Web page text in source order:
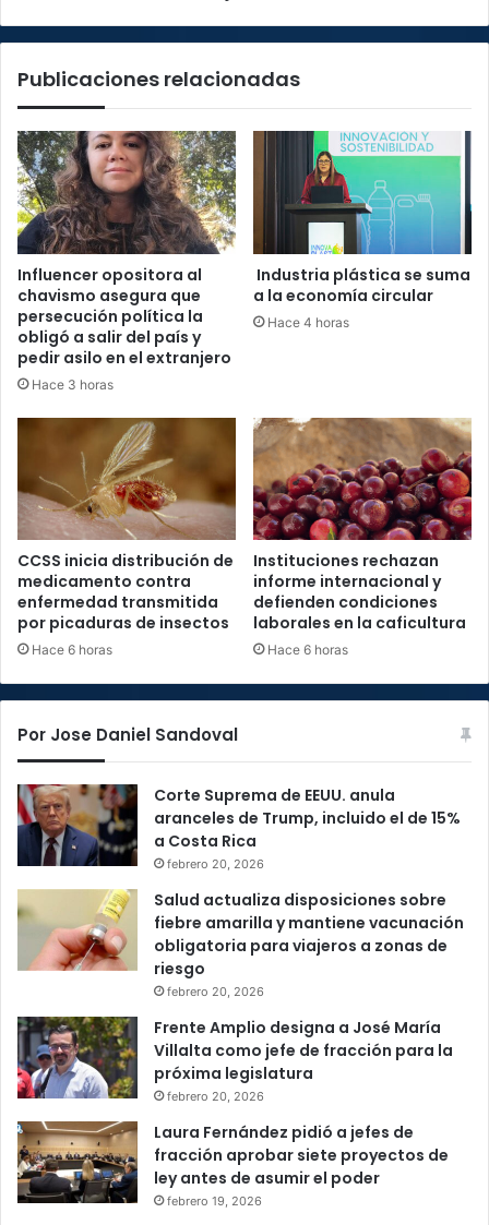
contra
su
Publicaciones relacionadas
Influencer opositora al
chavismo asegura que
persecución política la
obligó a salir del país y
pedir asilo en el extranjero
Hace 3 horas
Industria plástica se suma
a la economía circular
Hace 4 horas
CCSS inicia distribución de
medicamento contra
enfermedad transmitida
por picaduras de insectos
Hace 6 horas
Instituciones rechazan
informe internacional y
defienden condiciones
laborales en la caficultura
Hace 6 horas
Por Jose Daniel Sandoval
Corte Suprema de EEUU. anula
aranceles de Trump, incluido el de 15%
a Costa Rica
febrero 20, 2026
Salud actualiza disposiciones sobre
fiebre amarilla y mantiene vacunación
obligatoria para viajeros a zonas de
riesgo
febrero 20, 2026
Frente Amplio designa a José María
Villalta como jefe de fracción para la
próxima legislatura
febrero 20, 2026
Laura Fernández pidió a jefes de
fracción aprobar siete proyectos de
ley antes de asumir el poder
febrero 19, 2026